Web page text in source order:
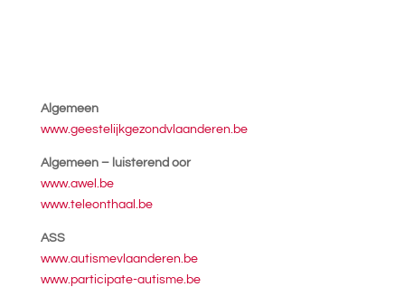
Algemeen
www.geestelijkgezondvlaanderen.be
Algemeen – luisterend oor
www.awel.be
www.teleonthaal.be
ASS
www.autismevlaanderen.be
www.participate-autisme.be